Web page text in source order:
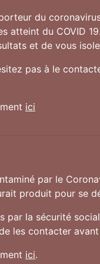
du
atteint du COVID
et de vous
pas à le
ici
par le
produit pour se
par la sécurité
les contacter
ici.